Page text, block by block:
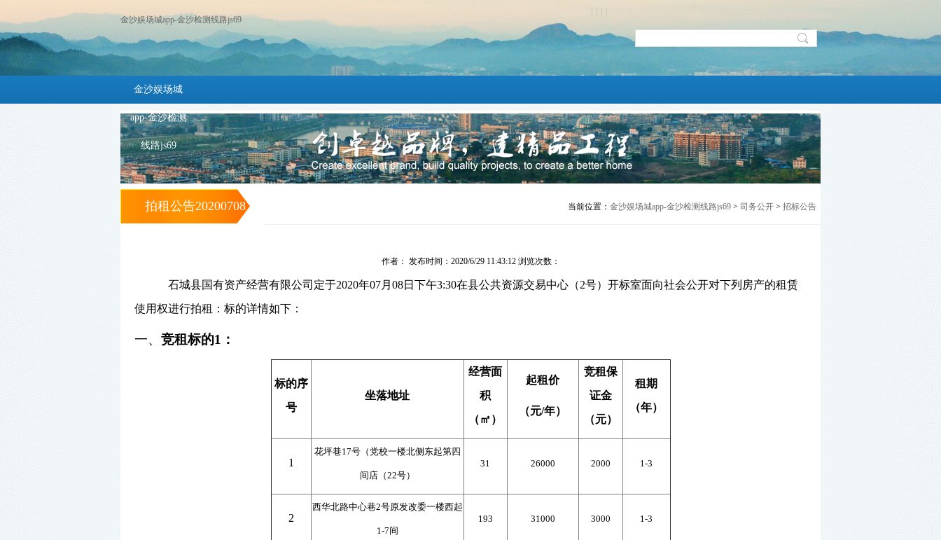
金沙娱场城app-金沙检测线路js69
金沙娱场城
app-金沙检测
线路js69
拍租公告20200708 当前位置： 金沙娱场城app-金沙检测线路js69 > 司务公开 > 招标公告
作者： 发布时间：2020/6/29 11:43:12 浏览次数：
石城县国有资产经营有限公司 定于2020年07月 08日下午3:30在县公共资源交易中心（2号）开标室面向社会公开对下列房产的租赁
使用权进行拍租：标的详情如下：
一、 竞租标的1 ：
标的序
号
坐落地址
经营面
积
（㎡ ）
起租价
（元/年）
竞租保
证金
（元）
租期
（年）
1
花坪巷17号（党校一楼北侧东起第四
间店（22号）
31 26000 2000 1-3
2
西华北路中心巷2号原发改委一楼西起
1-7间
193 31000 3000 1-3